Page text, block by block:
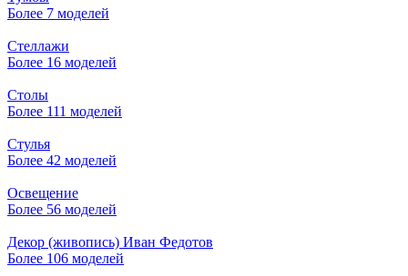
Более 7 моделей
Стеллажи
Более 16 моделей
Столы
Более 111 моделей
Стулья
Более 42 моделей
Освещение
Более 56 моделей
Декор (живопись) Иван Федотов
Более 106 моделей